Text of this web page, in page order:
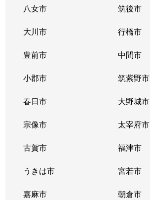
八女市 筑後市
大川市 行橋市
豊前市 中間市
小郡市 筑紫野市
春日市 大野城市
宗像市 太宰府市
古賀市 福津市
うきは市 宮若市
嘉麻市 朝倉市